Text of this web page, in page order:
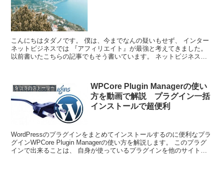
こんにちはタダノです。 僕は、今までなんの疑いもせず、 インター
ネットビジネスでは 『アフィリエイト』が最強と考えてきました。
以前書いたこちらの記事でもそう書いています。 ネットビジネスで
タコ３のストーリー
WPCore Plugin Managerの使い
方を動画で解説 プラグイン一括
インストールで超便利
WordPressのプラグインをまとめてインストールするのに便利なプラ
グインWPCore Plugin Managerの使い方を解説します。 このプラグ
インで出来ることは、 自身が使っているプラグインを他のサイトで